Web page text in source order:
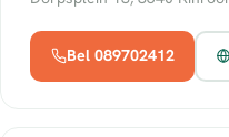
Bel 089702412